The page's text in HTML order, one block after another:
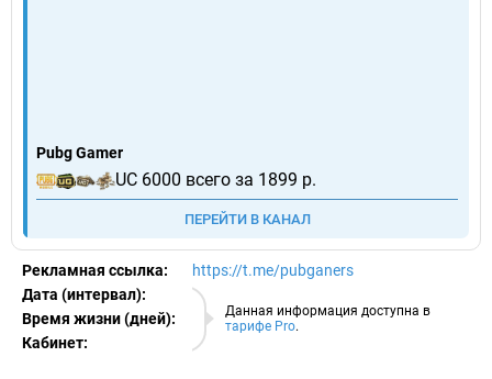
Pubg Gamer
UC 6000 всего за 1899 р.
ПЕРЕЙТИ В КАНАЛ
Рекламная ссылка: https://t.me/pubganers
Данная информация доступна в
тарифе Pro.
Дата (интервал):
06.08.2026
Время жизни (дней):
Кабинет:
EURO